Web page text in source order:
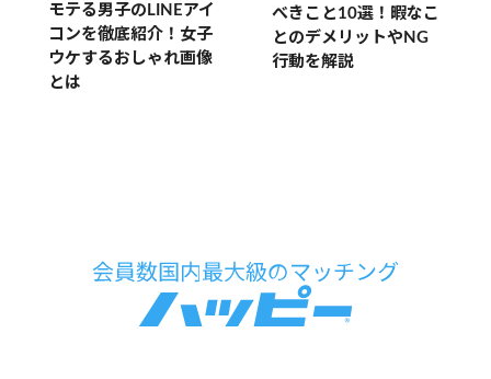
モテる男子のLINEアイ
コンを徹底紹介！女子
ウケするおしゃれ画像
とは
べきこと10選！暇なこ
とのデメリットやNG
行動を解説